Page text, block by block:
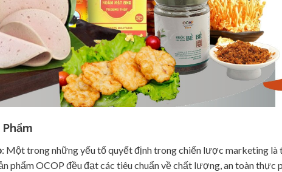
: Một trong những yếu tố quyết định trong chiến lược marketing
phẩm OCOP đều đạt các tiêu chuẩn về chất lượng, an toàn thực